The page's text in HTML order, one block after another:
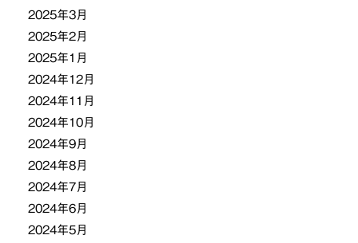
2025年3月
2025年2月
2025年1月
2024年12月
2024年11月
2024年10月
2024年9月
2024年8月
2024年7月
2024年6月
2024年5月